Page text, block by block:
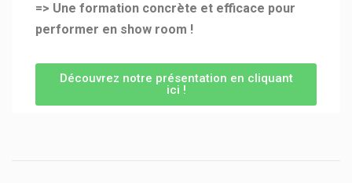
=> Une formation concrète et efficace pour
performer en show room !
Découvrez notre présentation en cliquant
ici !